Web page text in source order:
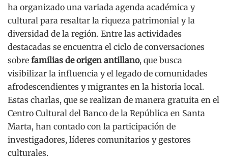
ha organizado una variada agenda académica y
cultural para resaltar la riqueza patrimonial y la
diversidad de la región. Entre las actividades
destacadas se encuentra el ciclo de conversaciones
sobre familias de origen antillano, que busca
visibilizar la influencia y el legado de comunidades
afrodescendientes y migrantes en la historia local.
Estas charlas, que se realizan de manera gratuita en el
Centro Cultural del Banco de la República en Santa
Marta, han contado con la participación de
investigadores, líderes comunitarios y gestores
culturales.